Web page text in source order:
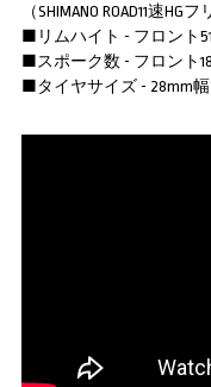
（SHIMANO ROAD11速HG
■リムハイト - フロント
■スポーク数 - フロント
■タイヤサイズ - 28mm